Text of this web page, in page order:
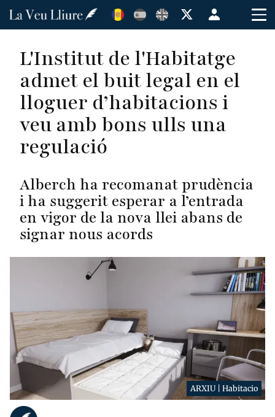
Vés
Menú
de
cuenta
de
usuario
L'Institut de l'Habitatge
admet el buit legal en el
lloguer d’habitacions i
veu amb bons ulls una
regulació
Alberch ha recomanat prudència
i ha suggerit esperar a l’entrada
en vigor de la nova llei abans de
signar nous acords
ARXIU | Habitacio